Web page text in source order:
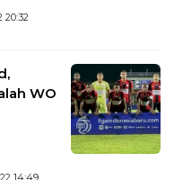
20:32
WO
14:49